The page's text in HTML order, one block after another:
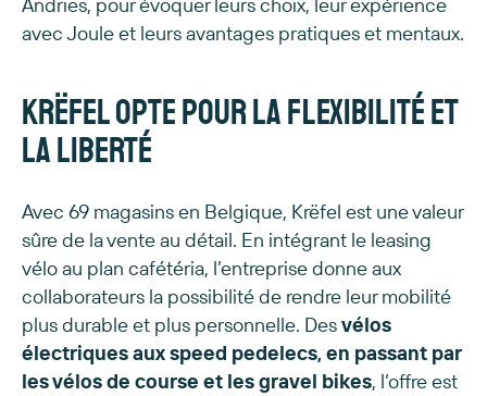
avec Joule et leurs avantages pratiques et mentaux.
Krëfel opte pour la flexibilité et
la liberté
Avec 69 magasins en Belgique, Krëfel est une valeur
sûre de la vente au détail. En intégrant le leasing
vélo au plan cafétéria, l’entreprise donne aux
collaborateurs la possibilité de rendre leur mobilité
plus durable et plus personnelle. Desvélos
électriques aux speed pedelecs, en passant par
les vélos de course et les gravel bikes, l’offre est